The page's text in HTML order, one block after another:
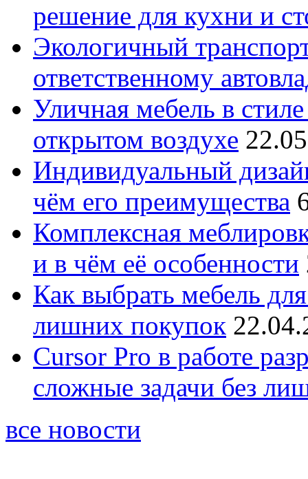
решение для кухни и
Экологичный
ответственному
Уличная мебель в
открытом воздухе
Индивидуальный
чём его преимущества
Комплексная
и в чём её особенности
Как выбрать мебель
лишних покупок
Cursor Pro в работе
сложные задачи без
все новости